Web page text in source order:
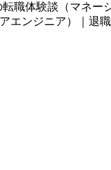
職体験談（マネー
エンジニア）｜退